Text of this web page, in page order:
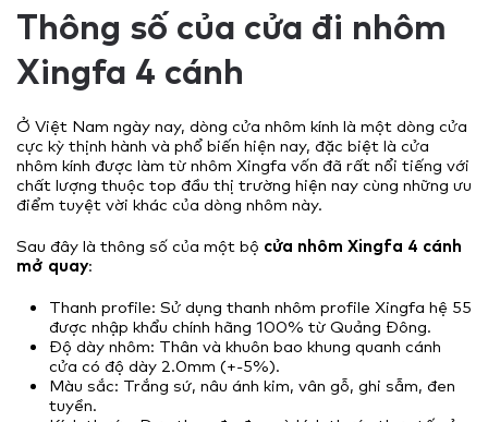
Thông số của cửa đi nhôm
Xingfa 4 cánh
Ở Việt Nam ngày nay, dòng cửa nhôm kính là một dòng cửa
cực kỳ thịnh hành và phổ biến hiện nay, đặc biệt là cửa
nhôm kính được làm từ nhôm Xingfa vốn đã rất nổi tiếng với
chất lượng thuộc top đầu thị trường hiện nay cùng những ưu
điểm tuyệt vời khác của dòng nhôm này.
Sau đây là thông số của một bộ cửa nhôm Xingfa 4 cánh
mở quay:
Thanh profile: Sử dụng thanh nhôm profile Xingfa hệ 55
được nhập khẩu chính hãng 100% từ Quảng Đông.
Độ dày nhôm: Thân và khuôn bao khung quanh cánh
cửa có độ dày 2.0mm (+-5%).
Màu sắc: Trắng sứ, nâu ánh kim, vân gỗ, ghi sẫm, đen
tuyền.